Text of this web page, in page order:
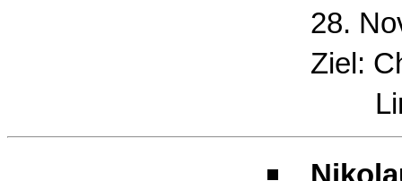
28.
Ziel: